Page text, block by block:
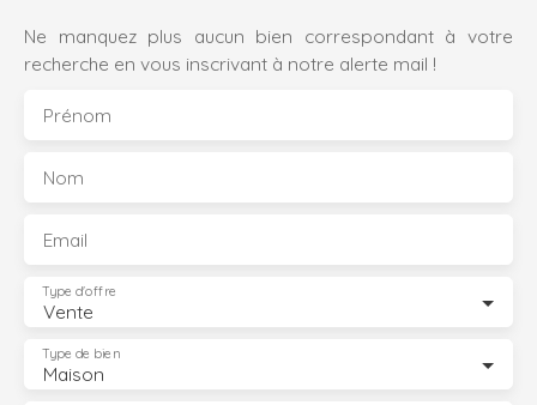
Ne manquez plus aucun bien correspondant à votre
recherche en vous inscrivant à notre alerte mail !
Prénom
Nom
Email
Vente
Type d'offre
Maison
Type de bien